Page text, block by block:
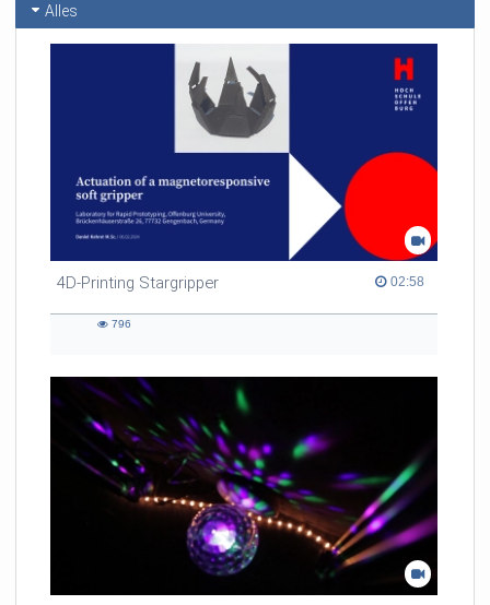
Alles
4D-Printing Stargripper 02:58
02:58 duration
796